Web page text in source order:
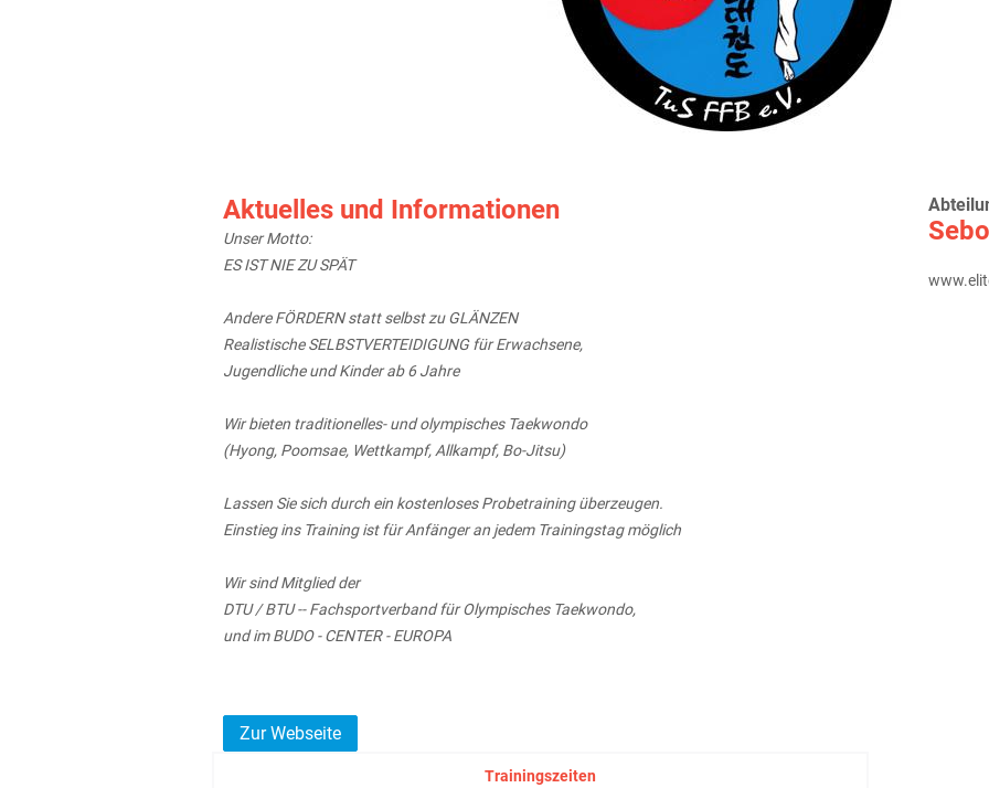
Aktuelles und Informationen
Unser Motto:
ES IST NIE ZU SPÄT
Andere FÖRDERN statt selbst zu GLÄNZEN
Realistische SELBSTVERTEIDIGUNG für Erwachsene,
Jugendliche und Kinder ab 6 Jahre
Wir bieten traditionelles- und olympisches Taekwondo
(Hyong, Poomsae, Wettkampf, Allkampf, Bo-Jitsu)
Lassen Sie sich durch ein kostenloses Probetraining überzeugen.
Einstieg ins Training ist für Anfänger an jedem Trainingstag möglich
Wir sind Mitglied der
DTU / BTU -- Fachsportverband für Olympisches Taekwondo,
und im BUDO - CENTER - EUROPA
Zur Webseite
Trainingszeiten